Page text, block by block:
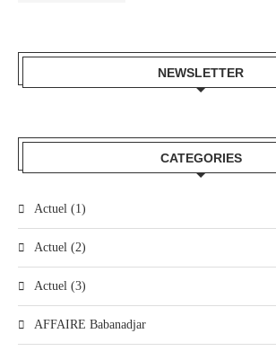
NEWSLETTER
CATEGORIES
Actuel (1)
Actuel (2)
Actuel (3)
AFFAIRE Babanadjar